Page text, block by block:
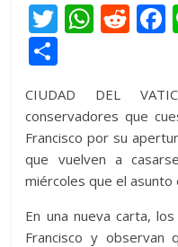
T
er
W
s
A
p
p
R
di
t
o
m
p
ar
ti
r
CIUDAD DEL
conservadores que
Francisco por su
que vuelven a
miércoles que el asunto
En una nueva carta,
Francisco y observan